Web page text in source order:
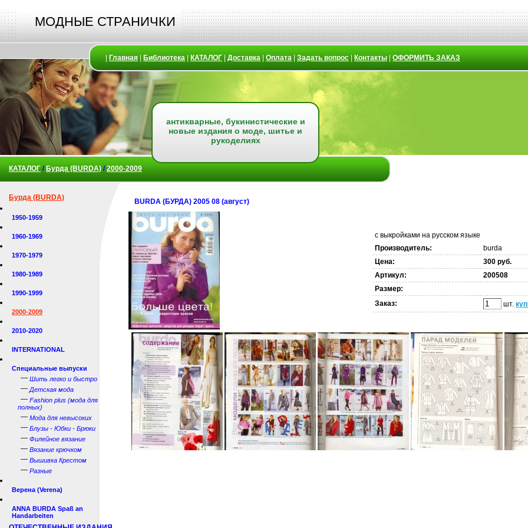
МОДНЫЕ СТРАНИЧКИ
Главная Библиотека КАТАЛОГ Доставка Оплата Задать вопрос Контакты ОФОРМИТЬ ЗАКАЗ
антикварные, букинистические и
новые издания о моде, шитье и
рукоделиях
КАТАЛОГ / Бурда (BURDA) /2000-2009
Бурда (BURDA)
1950-1959
1960-1969
1970-1979
1980-1989
1990-1999
2000-2009
2010-2020
INTERNATIONAL
Специальные выпуски
— Шить легко и быстро
— Детская мода
— Fashion plus (мода для
полных)
— Мода для невысоких
— Блузы - Юбки - Брюки
— Филейное вязание
— Вязание крючком
— Вышивка Крестом
— Разные
Верена (Verena)
ANNA BURDA Spaß an
Handarbeiten
BURDA (БУРДА) 2005 08 (август)
с выкройками на русском языке
Производитель:
burda
Цена:
300 руб.
Артикул:
200508
Размер:
Заказ:
шт.